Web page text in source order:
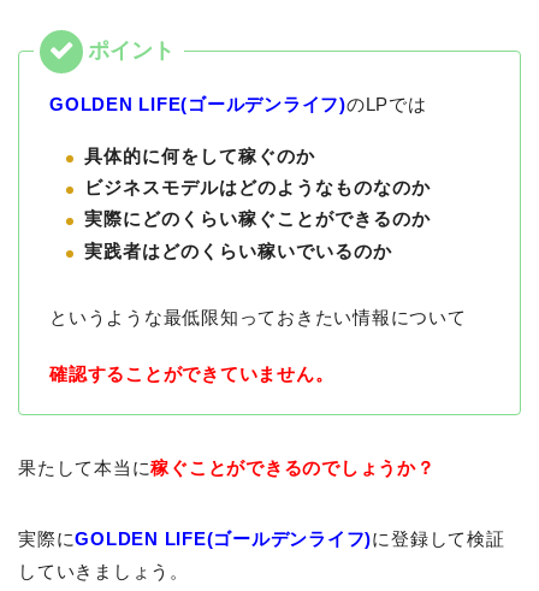
GOLDEN LIFE(ゴールデンライフ)のLPでは
具体的に何をして稼ぐのか
ビジネスモデルはどのようなものなのか
実際にどのくらい稼ぐことができるのか
実践者はどのくらい稼いでいるのか
というような最低限知っておきたい情報について
確認することができていません。
果たして本当に稼ぐことができるのでしょうか？
実際にGOLDEN LIFE(ゴールデンライフ)に登録して検証
していきましょう。